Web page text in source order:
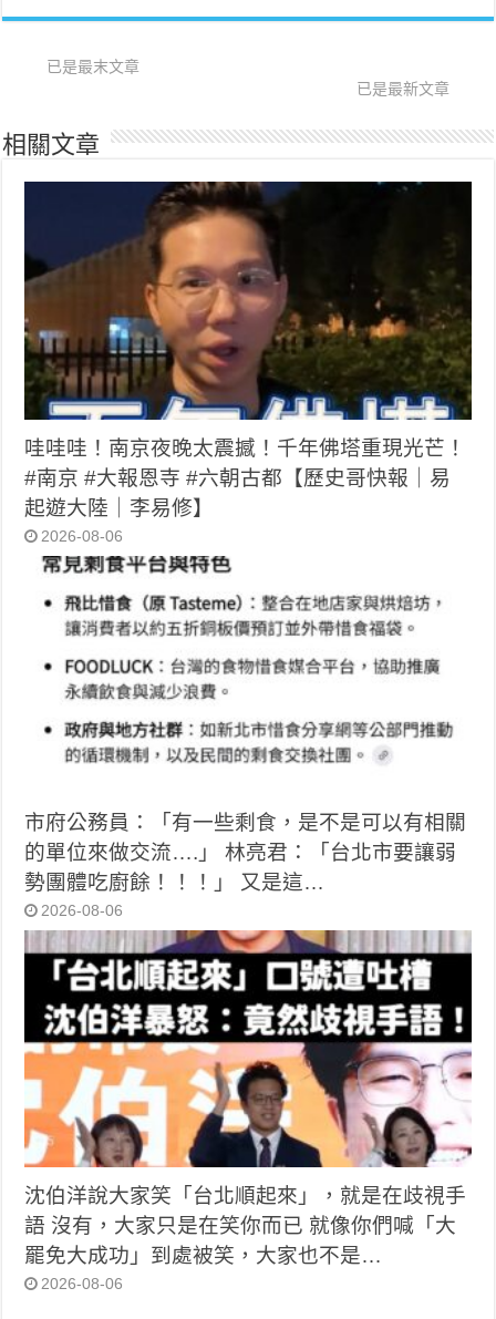
已是最末文章
已是最新文章
相關文章
哇哇哇！南京夜晚太震撼！千年佛塔重現光芒！
#南京 #大報恩寺 #六朝古都【歷史哥快報｜易
起遊大陸｜李易修】
2026-08-06
市府公務員：「有一些剩食，是不是可以有相關
的單位來做交流….」 林亮君：「台北市要讓弱
勢團體吃廚餘！！！」 又是這…
2026-08-06
沈伯洋說大家笑「台北順起來」，就是在歧視手
語 沒有，大家只是在笑你而已 就像你們喊「大
罷免大成功」到處被笑，大家也不是…
2026-08-06